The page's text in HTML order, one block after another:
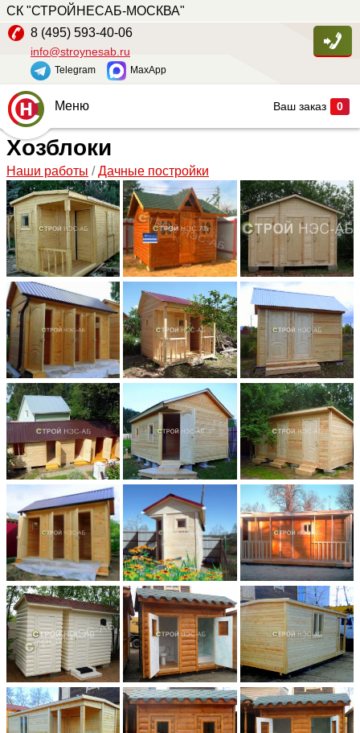
СК "СТРОЙНЕСАБ-МОСКВА"
8 (495) 593-40-06
info@stroynesab.ru
Telegram MaxApp
Ваш заказ 0
Главная
Каталог
Услуги
Наши работы
Сопутствующие товары
О компании
Контакты
Меню
Хозблоки
Наши работы /Дачные постройки